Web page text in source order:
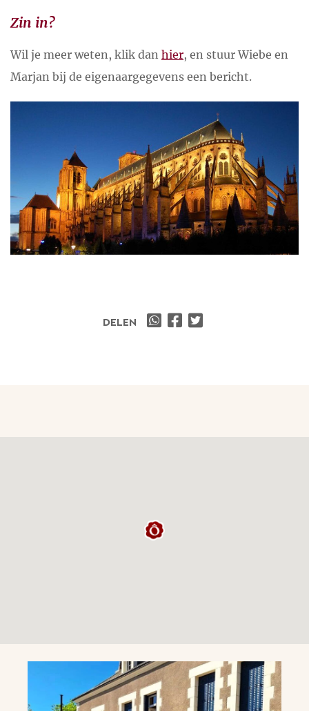
Zin in?
Wil je meer weten, klik dan hier, en stuur Wiebe en
Marjan bij de eigenaargegevens een bericht.
DELEN